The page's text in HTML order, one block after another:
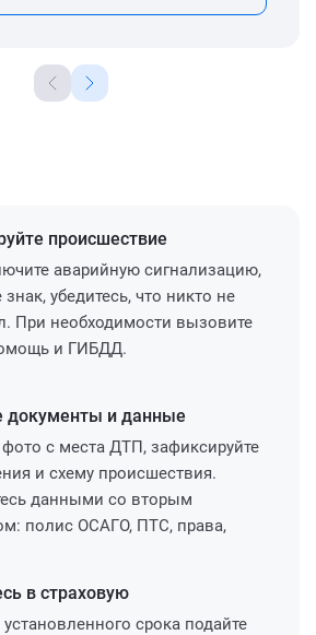
происшествие
аварийную сигнализацию,
знак, убедитесь, что никто не
При необходимости вызовите
и ГИБДД.
документы и данные
с места ДТП, зафиксируйте
и схему происшествия.
данными со вторым
полис ОСАГО, ПТС, права,
в страховую
установленного срока подайте